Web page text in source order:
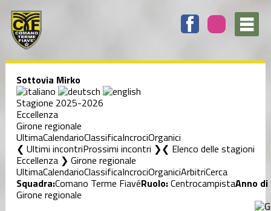
Sottovia Mirko
Stagione 2025-2026
Eccellenza
Girone regionale
UltimaCalendarioClassificaIncrociOrganici
❮ Ultimi incontriProssimi incontri ❯ Elenco delle stagioni
Eccellenza ❯ Girone regionale
UltimaCalendarioClassificaIncrociOrganiciArbitriCerca
Squadra:Comano Terme FiavéRuolo:CentrocampistaAnno
Girone regionale